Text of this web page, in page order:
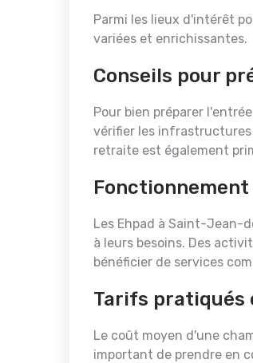
Parmi les lieux d'intérêt
variées et enrichissantes.
Conseils pour
Pour bien préparer
vérifier les infrastructures
retraite est également
Les Ehpad à Saint-Jean-
à leurs besoins. Des
bénéficier de services
Tarifs pratiqués
Le coût moyen d'une
important de prendre en